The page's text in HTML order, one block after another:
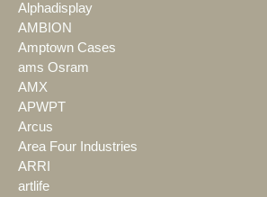
Alphadisplay
AMBION
Amptown Cases
ams Osram
AMX
APWPT
Arcus
Area Four Industries
ARRI
artlife